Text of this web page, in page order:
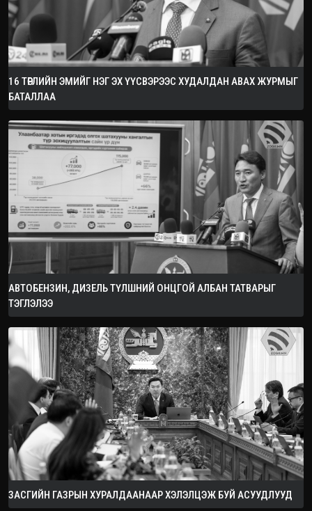
16 ТӨРЛИЙН ЭМИЙГ НЭГ ЭХ ҮҮСВЭРЭЭС ХУДАЛДАН АВАХ ЖУРМЫГ
БАТАЛЛАА
АВТОБЕНЗИН, ДИЗЕЛЬ ТҮЛШНИЙ ОНЦГОЙ АЛБАН ТАТВАРЫГ
ТЭГЛЭЛЭЭ
ЗАСГИЙН ГАЗРЫН ХУРАЛДААНААР ХЭЛЭЛЦЭЖ БУЙ АСУУДЛУУД